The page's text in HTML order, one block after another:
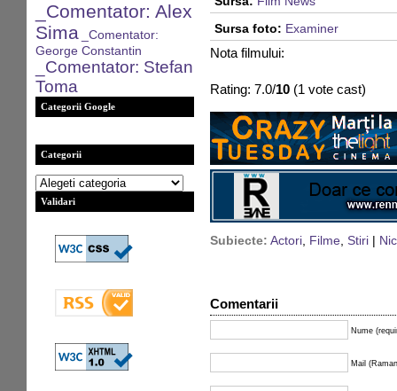
_Comentator: Alex
Sima
_Comentator:
George Constantin
_Comentator: Stefan
Toma
Categorii Google
Categorii
Validari
Sursa foto: Examiner
Nota filmului:
Rating: 7.0/10 (1 vote cast)
Subiecte: Actori, Filme, Stiri
Comentarii
Nume
Mail